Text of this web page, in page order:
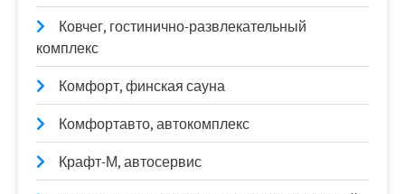
Ковчег, гостинично-развлекательный
комплекс
Комфорт, финская сауна
Комфортавто, автокомплекс
Крафт-М, автосервис